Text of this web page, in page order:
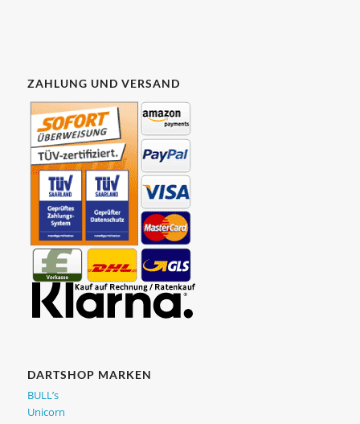
ZAHLUNG UND VERSAND
DARTSHOP MARKEN
BULL’s
Unicorn